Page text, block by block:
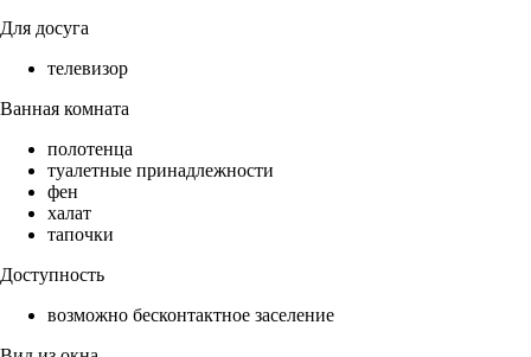
Для досуга
телевизор
Ванная комната
полотенца
туалетные принадлежности
фен
халат
тапочки
Доступность
возможно бесконтактное заселение